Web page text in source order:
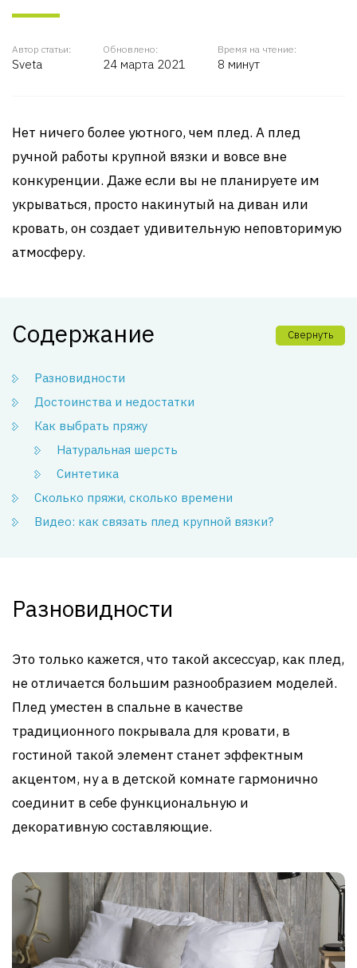
Автор статьи:
Sveta
Обновлено:
24 марта 2021
Время на чтение:
8 минут
Нет ничего более уютного, чем плед. А плед
ручной работы крупной вязки и вовсе вне
конкуренции. Даже если вы не планируете им
укрываться, просто накинутый на диван или
кровать, он создает удивительную неповторимую
атмосферу.
Содержание Свернуть
Разновидности
Достоинства и недостатки
Как выбрать пряжу
Натуральная шерсть
Синтетика
Сколько пряжи, сколько времени
Видео: как связать плед крупной вязки?
Разновидности
Это только кажется, что такой аксессуар, как плед,
не отличается большим разнообразием моделей.
Плед уместен в спальне в качестве
традиционного покрывала для кровати, в
гостиной такой элемент станет эффектным
акцентом, ну а в детской комнате гармонично
соединит в себе функциональную и
декоративную составляющие.